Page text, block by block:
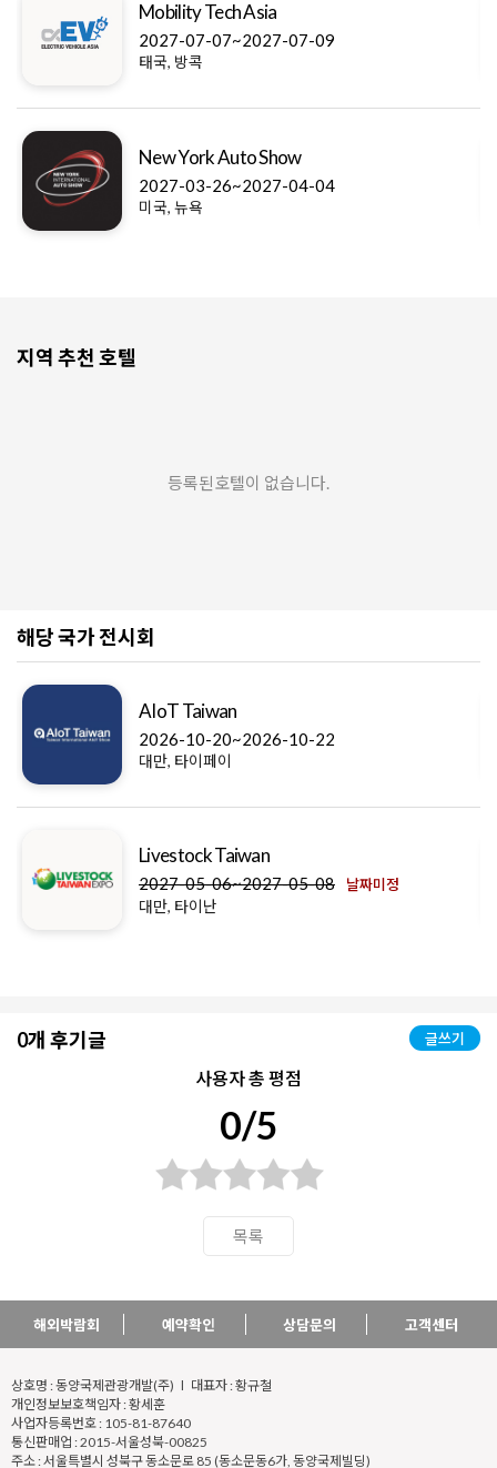
Mobility Tech Asia
2027-07-07~2027-07-09
태국, 방콕
New York Auto Show
2027-03-26~2027-04-04
미국, 뉴욕
지역 추천 호텔
등록된호텔이 없습니다.
해당 국가 전시회
AIoT Taiwan
2026-10-20~2026-10-22
대만, 타이페이
Livestock Taiwan
2027-05-06~2027-05-08 날짜미정
대만, 타이난
0개 후기글 글쓰기
사용자 총 평점
0/5
목록
해외박람회 예약확인 상담문의 고객센터
상호명 : 동양국제관광개발(주) l 대표자 : 황규철
개인정보보호책임자 : 황세훈
사업자등록번호 : 105-81-87640
통신판매업 : 2015-서울성북-00825
주소 : 서울특별시 성북구 동소문로 85 (동소문동6가, 동양국제빌딩)